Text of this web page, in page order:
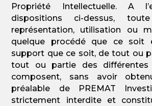
Propriété Intellectuelle. A
dispositions ci-dessus,
représentation, utilisation ou
quelque procédé que ce soit
support que ce soit, de tout ou
tout ou partie des
composent, sans avoir
préalable de PREMAT
strictement interdite et